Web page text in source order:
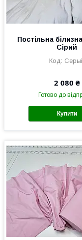
Постільна
Сірий
2 080 ₴
Готово до
Купити